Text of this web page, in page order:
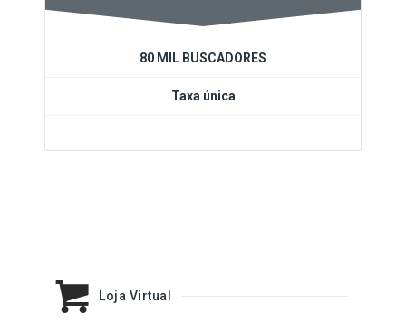
80 MIL BUSCADORES
Taxa única
Loja Virtual